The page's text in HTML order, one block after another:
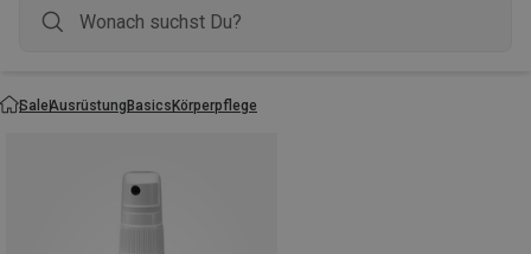
SaleAusrüstungBasicsKörperpflege